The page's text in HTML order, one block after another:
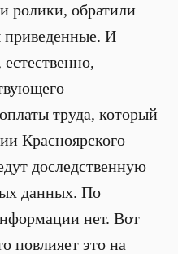
ролики, обратили
И
труда, который
Красноярского
доследственную
данных. По
нет. Вот
повлияет это на